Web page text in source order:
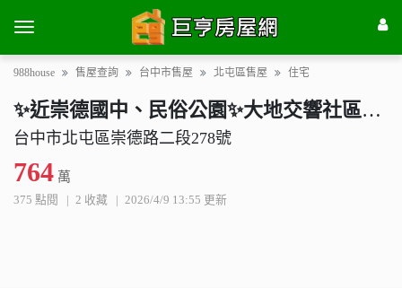
988house 售屋查詢 台中市售屋 北屯區售屋 住宅
✨近崇德國中、民俗公園✨大地交響社區│三房平車💥
台中市北屯區崇德路二段278號
764 萬
375 點閱 2 收藏 2026/4/9 13:55 更新